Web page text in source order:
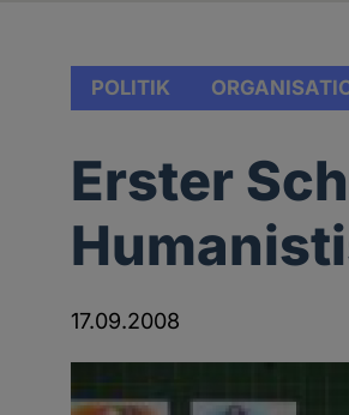
POLITIK
Erster
17.09.2008